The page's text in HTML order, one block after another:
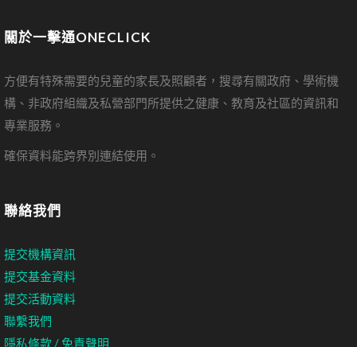
關於一擊通ONECLICK
方便有特殊需要的兒童的家長及照顧者，搜尋有關政府、學術機
構、非政府組織及私營部門所提供之健康、教育及社區的資訊和
專業服務。
確保資料能跨界別連結使用。
聯絡我們
提交機構資訊
提交基金資料
提交活動資料
聯繫我們
隱私條款 / 免責聲明